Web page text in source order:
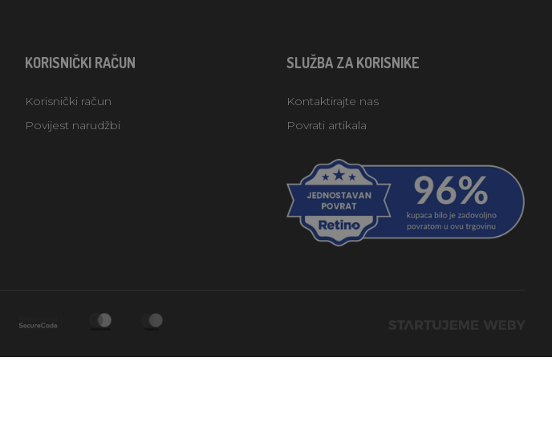
KORISNIČKI RAČUN
Korisnički račun
Povijest narudžbi
SLUŽBA ZA KORISNIKE
Kontaktirajte nas
Povrati artikala